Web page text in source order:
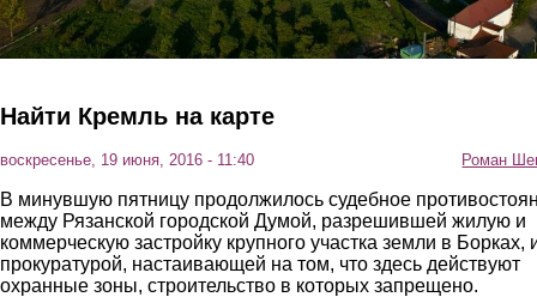
Найти Кремль на карте
воскресенье, 19 июня, 2016 - 11:40 Роман
В минувшую пятницу продолжилось судебное
между Рязанской городской Думой, разрешившей жилую и
коммерческую застройку крупного участка земли в Борках,
прокуратурой, настаивающей на том, что здесь действуют
охранные зоны, строительство в которых запрещено.